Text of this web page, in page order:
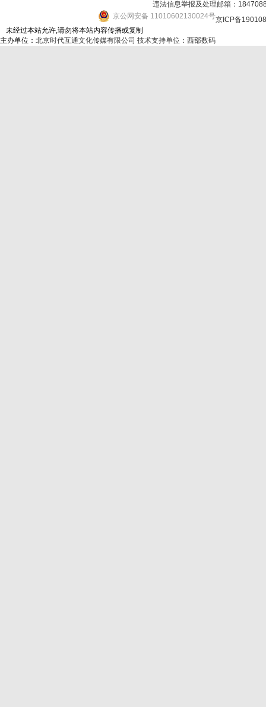
违法信息举报及处理邮箱：
京公网安备 11010602130024号京ICP备
未经过本站允许,请勿将本站内容传播或复制
主办单位： 北京时代互通文化传媒有限公司 技术支持单位：西部数码